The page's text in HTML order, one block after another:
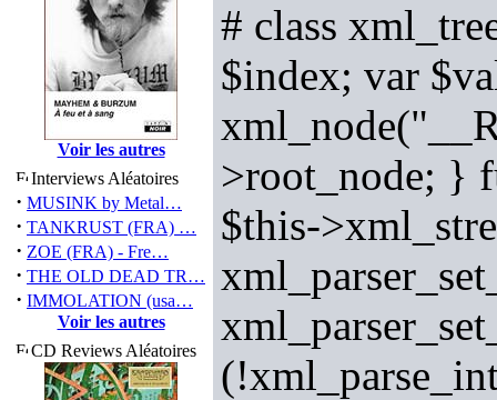
Voir les autres
Interviews Aléatoires
· MUSINK by Metal…
· TANKRUST (FRA) …
· ZOE (FRA) - Fre…
· THE OLD DEAD TR…
· IMMOLATION (usa…
Voir les autres
CD Reviews Aléatoires
# class
$index; var
>root_node; }
$this-